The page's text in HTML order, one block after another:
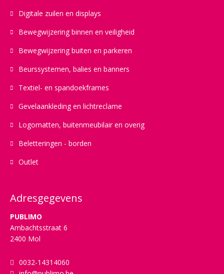
Adresgegevens
PUBLIMO
Ambachtsstraat 6
2400 Mol
0032-14314060
Digitale zuilen en displays
Bewegwijzering binnen en veiligheid
Bewegwijzering buiten en parkeren
Beurssystemen, balies en banners
Textiel- en spandoekframes
Gevelaankleding en lichtreclame
Logomatten, buitenmeubilair en overig
Beletteringen - borden
Outlet